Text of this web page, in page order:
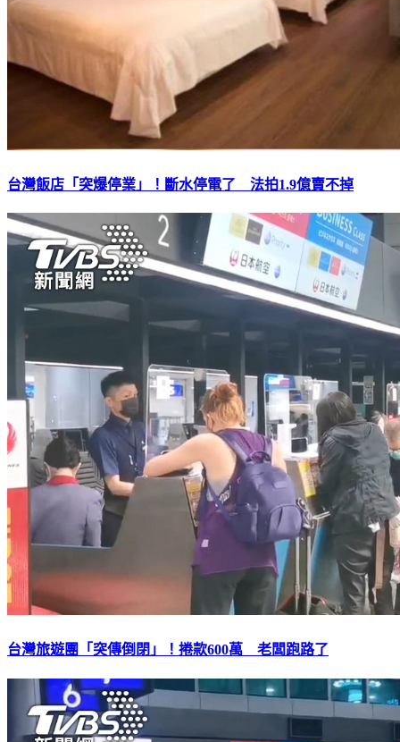
台灣飯店「突爆停業」！斷水停電了 法拍1.9億賣不掉
台灣旅遊團「突傳倒閉」！捲款600萬 老闆跑路了